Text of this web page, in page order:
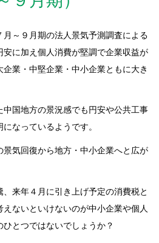
～９月期の法人景気予測調査による
安に加え個人消費が堅調で企業収益が
業・中堅企業・中小企業ともに大き
中国地方の景況感でも円安や公共工事
なっているようです。
気回復から地方・中小企業へと広が
来年４月に引き上げ予定の消費税と
ないといけないのが中小企業や個人
とつではないでしょうか？